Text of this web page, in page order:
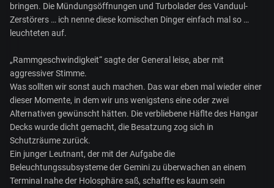
bringen. Die Mündungsöffnungen und Turbolader des Vanduul-
Zerstörers … ich nenne diese komischen Dinger einfach mal so …
leuchteten auf.
„Rammgeschwindigkeit“ sagte der General leise, aber mit
aggressiver Stimme.
Was sollten wir sonst auch machen. Das war eben mal wieder einer
dieser Momente, in dem wir uns wenigstens eine oder zwei
Alternativen gewünscht hätten. Die verbliebene Häflte des Hangar
Decks wurde dicht gemacht, die Besatzung zog sich in
Schutzräume zurück.
Ein junger Leutnant, der mit der Aufgabe die
Beleuchtungssubsysteme der Gemini zu überwachen an einem
Terminal nahe der Holosphäre saß, schaffte es kaum sein